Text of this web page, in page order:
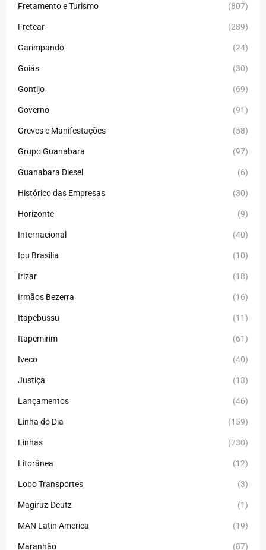
Fretamento e Turismo (807)
Fretcar (289)
Garimpando (24)
Goiás (30)
Gontijo (69)
Governo (91)
Greves e Manifestações (58)
Grupo Guanabara (97)
Guanabara Diesel (6)
Histórico das Empresas (30)
Horizonte (9)
Internacional (40)
Ipu Brasilia (10)
Irizar (18)
Irmãos Bezerra (16)
Itapebussu (11)
Itapemirim (61)
Iveco (40)
Justiça (13)
Lançamentos (46)
Linha do Dia (159)
Linhas (730)
Litorânea (12)
Lobo Transportes (3)
Magiruz-Deutz (1)
MAN Latin America (19)
Maranhão (87)